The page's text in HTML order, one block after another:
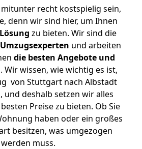
recht kostspielig sein,
denn wir sind hier, um Ihnen
Lösung zu bieten. Wir sind die
und arbeiten
die besten Angebote und
Wir wissen, wie wichtig es ist,
von Stuttgart nach Albstadt
und deshalb setzen wir alles
Preise zu bieten. Ob Sie
haben oder ein großes
besitzen, was umgezogen
werden muss.